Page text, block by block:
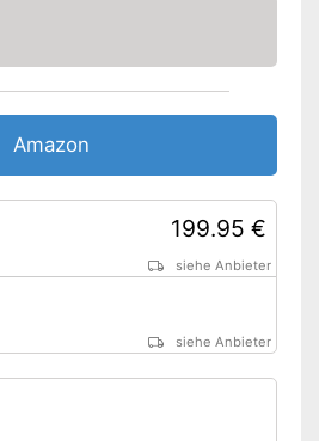
Amazon
199.95 €
siehe Anbieter
siehe Anbieter